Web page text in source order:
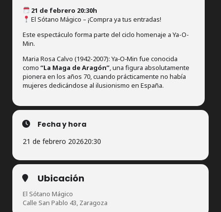
21 de febrero 20:30h
El Sótano Mágico – ¡Compra ya tus entradas!
Este espectáculo forma parte del ciclo homenaje a Ya-O-
Min.
Maria Rosa Calvo (1942-2007): Ya‑O‑Min fue conocida
como “La Maga de Aragón”, una figura absolutamente
pionera en los años 70, cuando prácticamente no había
mujeres dedicándose al ilusionismo en España.
Fecha y hora
21 de febrero 202620:30
Ubicación
El Sótano Mágico
Calle San Pablo 43, Zaragoza